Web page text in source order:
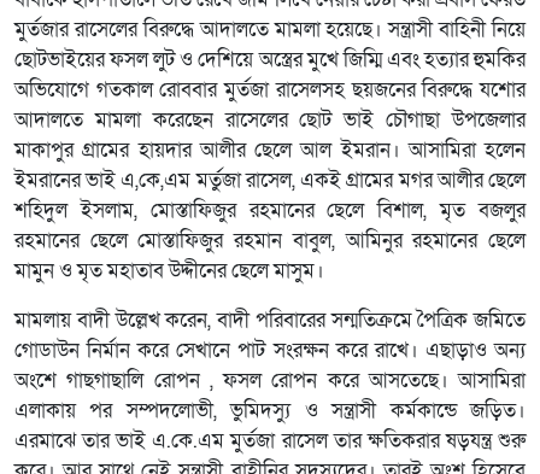
মুর্তজার রাসেলের বিরুদ্ধে আদালতে মামলা হয়েছে। সন্ত্রাসী বাহিনী নিয়ে
ছোটভাইয়ের ফসল লুট ও দেশিয়ে অস্ত্রের মুখে জিম্মি এবং হত্যার হুমকির
অভিযোগে গতকাল রোববার মুর্তজা রাসেলসহ ছয়জনের বিরুদ্ধে যশোর
আদালতে মামলা করেছেন রাসেলের ছোট ভাই চৌগাছা উপজেলার
মাকাপুর গ্রামের হায়দার আলীর ছেলে আল ইমরান। আসামিরা হলেন
ইমরানের ভাই এ,কে,এম মর্তুজা রাসেল, একই গ্রামের মগর আলীর ছেলে
শহিদুল ইসলাম, মোস্তাফিজুর রহমানের ছেলে বিশাল, মৃত বজলুর
রহমানের ছেলে মোস্তাফিজুর রহমান বাবুল, আমিনুর রহমানের ছেলে
মামুন ও মৃত মহাতাব উদ্দীনের ছেলে মাসুম।
মামলায় বাদী উল্লেখ করেন, বাদী পরিবারের সন্মতিক্রমে পৈত্রিক জমিতে
গোডাউন নির্মান করে সেখানে পাট সংরক্ষন করে রাখে। এছাড়াও অন্য
অংশে গাছগাছালি রোপন , ফসল রোপন করে আসতেছে। আসামিরা
এলাকায় পর সম্পদলোভী, ভুমিদস্যু ও সন্ত্রাসী কর্মকান্ডে জড়িত।
এরমাঝে তার ভাই এ.কে.এম মুর্তজা রাসেল তার ক্ষতিকরার ষড়যন্ত্র শুরু